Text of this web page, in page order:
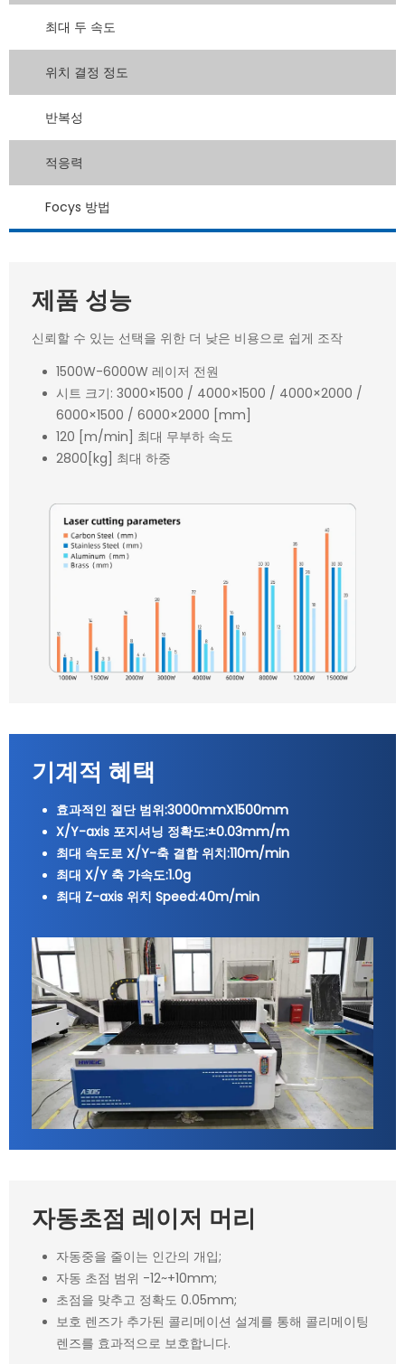
최대 두 속도
위치 결정 정도
반복성
적응력
Focys 방법
제품 성능
신뢰할 수 있는 선택을 위한 더 낮은 비용으로 쉽게 조작
1500W-6000W 레이저 전원
시트 크기: 3000×1500 / 4000×1500 / 4000×2000 /
6000×1500 / 6000×2000 [mm]
120 [m/min] 최대 무부하 속도
2800[kg] 최대 하중
기계적 혜택
효과적인 절단 범위:3000mmX1500mm
X/Y-axis 포지셔닝 정확도:±0.03mm/m
최대 속도로 X/Y-축 결합 위치:110m/min
최대 X/Y 축 가속도:1.0g
최대 Z-axis 위치 Speed:40m/min
자동초점 레이저 머리
자동중을 줄이는 인간의 개입;
자동 초점 범위 -12~+10mm;
초점을 맞추고 정확도 0.05mm;
보호 렌즈가 추가된 콜리메이션 설계를 통해 콜리메이팅
렌즈를 효과적으로 보호합니다.